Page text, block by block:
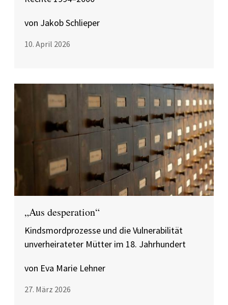
von Jakob Schlieper
10. April 2026
„Aus desperation“
Kindsmordprozesse und die Vulnerabilität
unverheirateter Mütter im 18. Jahrhundert
von Eva Marie Lehner
27. März 2026